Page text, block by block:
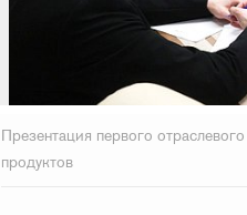
Презентация первого
продуктов